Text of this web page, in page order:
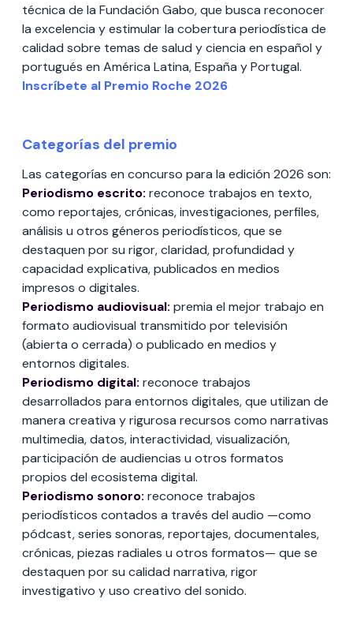
técnica de la Fundación Gabo, que busca reconocer
la excelencia y estimular la cobertura periodística de
calidad sobre temas de salud y ciencia en español y
portugués en América Latina, España y Portugal.
Inscríbete al Premio Roche 2026
Categorías del premio
Las categorías en concurso para la edición 2026 son:
Periodismo escrito: reconoce trabajos en texto,
como reportajes, crónicas, investigaciones, perfiles,
análisis u otros géneros periodísticos, que se
destaquen por su rigor, claridad, profundidad y
capacidad explicativa, publicados en medios
impresos o digitales.
Periodismo audiovisual: premia el mejor trabajo en
formato audiovisual transmitido por televisión
(abierta o cerrada) o publicado en medios y
entornos digitales.
Periodismo digital: reconoce trabajos
desarrollados para entornos digitales, que utilizan de
manera creativa y rigurosa recursos como narrativas
multimedia, datos, interactividad, visualización,
participación de audiencias u otros formatos
propios del ecosistema digital.
Periodismo sonoro: reconoce trabajos
periodísticos contados a través del audio —como
pódcast, series sonoras, reportajes, documentales,
crónicas, piezas radiales u otros formatos— que se
destaquen por su calidad narrativa, rigor
investigativo y uso creativo del sonido.